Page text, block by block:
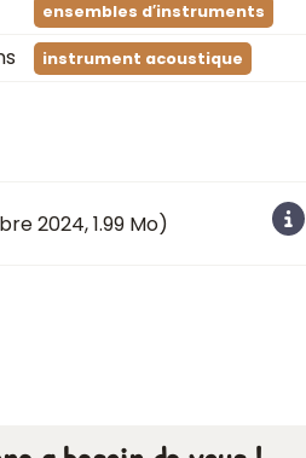
ensembles d′instruments
instrument acoustique
2024, 1.99 Mo)